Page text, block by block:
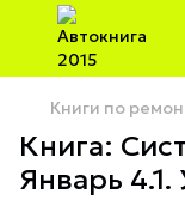
Книги по
Книга:
Январь